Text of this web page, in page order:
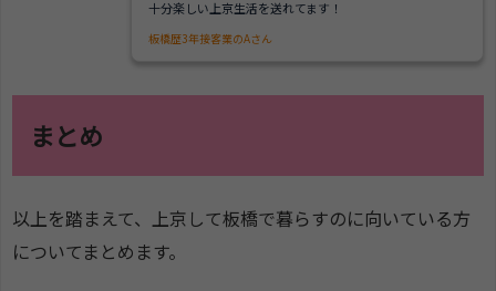
十分楽しい上京生活を送れてます！
板橋歴3年接客業のAさん
まとめ
以上を踏まえて、上京して板橋で暮らすのに向いている方
についてまとめます。